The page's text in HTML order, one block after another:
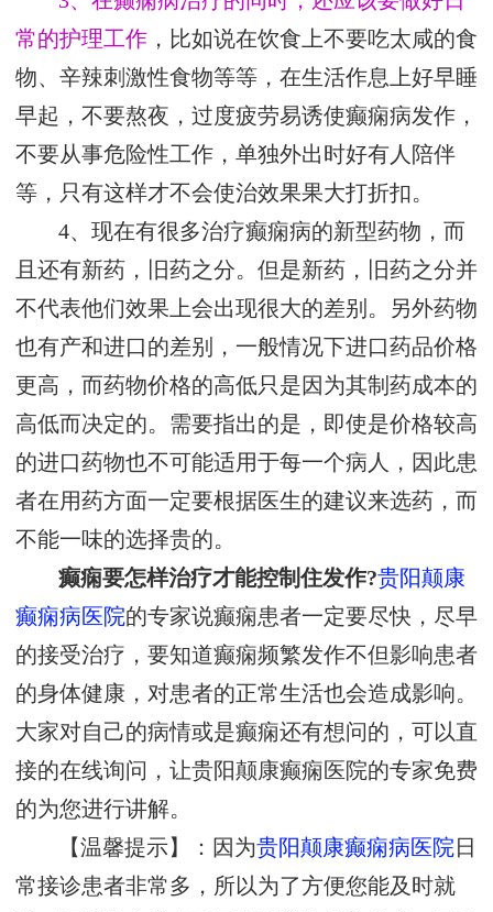
常的护理工作 ，比如说在饮食上不要吃太咸的食
物、辛辣刺激性食物等等，在生活作息上好早睡
早起，不要熬夜，过度疲劳易诱使癫痫病发作，
不要从事危险性工作，单独外出时好有人陪伴
等，只有这样才不会使治效果果大打折扣。
4、现在有很多治疗癫痫病的新型药物，而
且还有新药，旧药之分。但是新药，旧药之分并
不代表他们效果上会出现很大的差别。另外药物
也有产和进口的差别，一般情况下进口药品价格
更高，而药物价格的高低只是因为其制药成本的
高低而决定的。需要指出的是，即使是价格较高
的进口药物也不可能适用于每一个病人，因此患
者在用药方面一定要根据医生的建议来选药，而
不能一味的选择贵的。
癫痫要怎样治疗才能控制住发作?贵阳颠康
癫痫病医院的专家说癫痫患者一定要尽快，尽早
的接受治疗，要知道癫痫频繁发作不但影响患者
的身体健康，对患者的正常生活也会造成影响。
大家对自己的病情或是癫痫还有想问的，可以直
接的在线询问，让贵阳颠康癫痫医院的专家免费
的为您进行讲解。
【温馨提示】：因为贵阳颠康癫痫病医院日
常接诊患者非常多，所以为了方便您能及时就